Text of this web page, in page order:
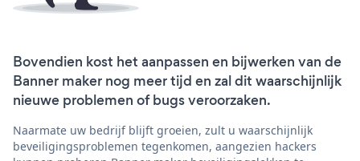
Bovendien kost het aanpassen en bijwerken van de
Banner maker nog meer tijd en zal dit waarschijnlijk
nieuwe problemen of bugs veroorzaken.
Naarmate uw bedrijf blijft groeien, zult u waarschijnlijk
beveiligingsproblemen tegenkomen, aangezien hackers